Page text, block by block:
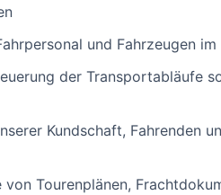
und Fahrzeugen
der Transportabläufe
Kundschaft, Fahrenden
von Tourenplänen,